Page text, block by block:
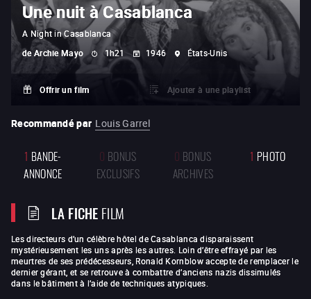
Une nuit à Casablanca
A Night in Casablanca
de Archie Mayo 1h21 1946 États-Unis
Offrir un film Ajouter à une playlist
Recommandé par Louis Garrel
1 BANDE-
ANNONCE
0 BONUS
EXCLUSIFS
0 BONUS
ARCHIVES
1 PHOTO
LA FICHEFILM
Les directeurs d’un célèbre hôtel de Casablanca disparaissent
mystérieusement les uns après les autres. Loin d’être effrayé par les
meurtres de ses prédécesseurs, Ronald Kornblow accepte de remplacer le
dernier gérant, et se retrouve à combattre d’anciens nazis dissimulés
dans le bâtiment à l’aide de techniques atypiques.